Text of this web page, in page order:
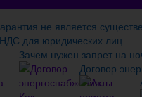
не является
для юридических лиц
Зачем нужен запрет на
Договор